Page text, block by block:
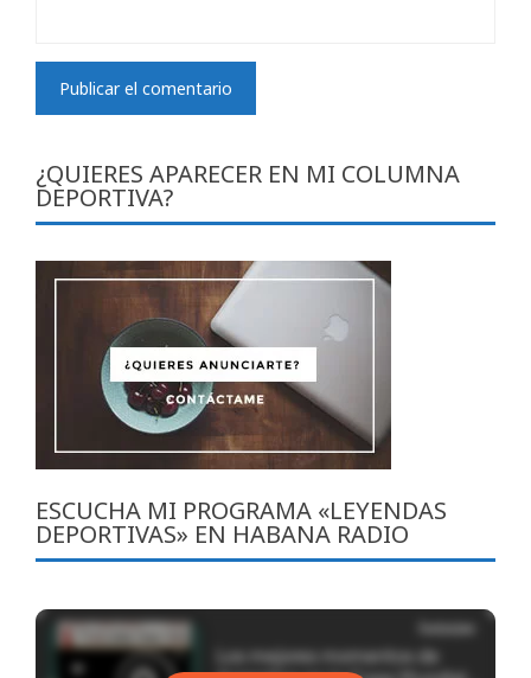
¿QUIERES APARECER EN MI COLUMNA
DEPORTIVA?
ESCUCHA MI PROGRAMA «LEYENDAS
DEPORTIVAS» EN HABANA RADIO